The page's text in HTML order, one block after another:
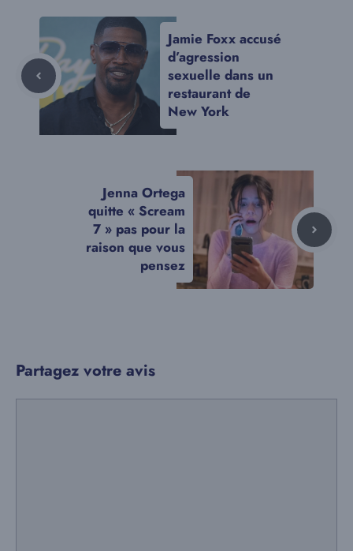
Jamie Foxx accusé
d’agression
sexuelle dans un
restaurant de
New York
Jenna Ortega
quitte « Scream
7 » pas pour la
raison que vous
pensez
Partagez votre avis